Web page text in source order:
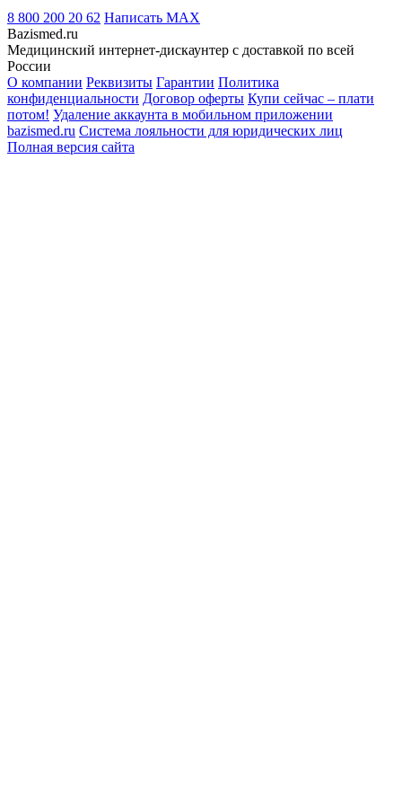
8 800 200 20 62 Написать MAX
Bazismed.ru
Медицинский интернет-дискаунтер с доставкой по всей
России
О компании Реквизиты Гарантии Политика
конфиденциальности Договор оферты Купи сейчас – плати
потом! Удаление аккаунта в мобильном приложении
bazismed.ru Система лояльности для юридических лиц
Полная версия сайта